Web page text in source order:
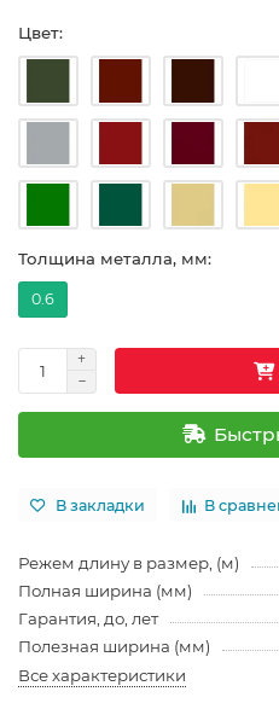
Цвет:
Толщина металла, мм:
0.6
В закладки В
Режем длину в размер, (м)
Полная ширина (мм)
Гарантия, до, лет
Полезная ширина (мм)
Все характеристики